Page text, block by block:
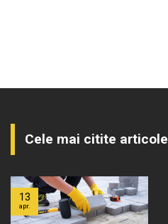
Cele mai citite articole
13
apr.